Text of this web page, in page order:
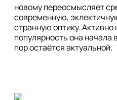
новому переосмысляет
современную,
странную оптику. Активно
популярность она начала
пор остаётся актуальной.